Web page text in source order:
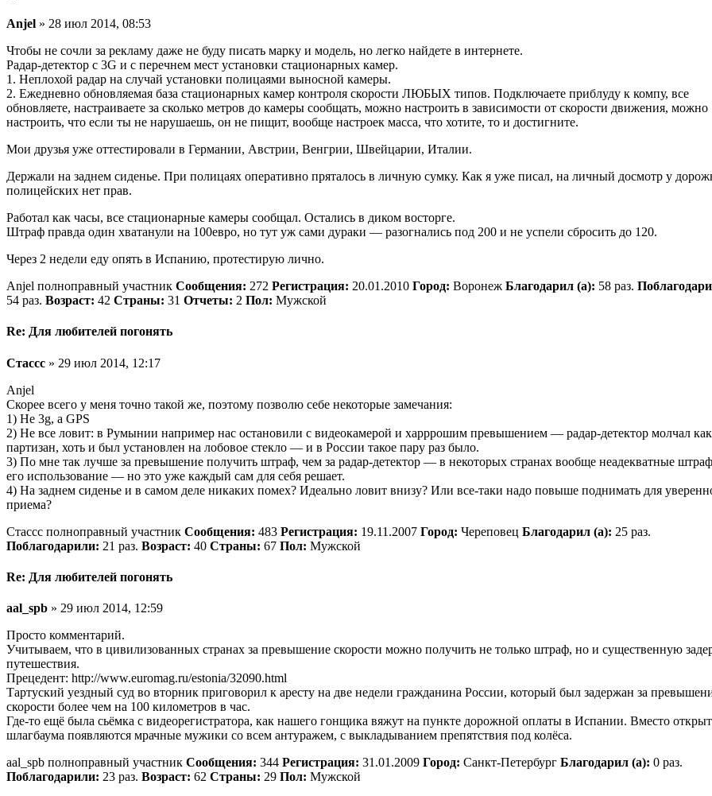
Anjel » 28 июл 2014, 08:53
Чтобы не сочли за рекламу даже не буду писать марку и модель, но легко найдете в интернете.
Радар-детектор с 3G и с перечнем мест установки стационарных камер.
1. Неплохой радар на случай установки полицаями выносной камеры.
2. Ежедневно обновляемая база стационарных камер контроля скорости ЛЮБЫХ типов. Подключаете приблуду к компу, все
обновляете, настраиваете за сколько метров до камеры сообщать, можно настроить в зависимости от скорости движения, можно
настроить, что если ты не нарушаешь, он не пищит, вообще настроек масса, что хотите, то и достигните.
Мои друзья уже оттестировали в Германии, Австрии, Венгрии, Швейцарии, Италии.
Держали на заднем сиденье. При полицаях оперативно пряталось в личную сумку. Как я уже писал, на личный досмотр у
полицейских нет прав.
Работал как часы, все стационарные камеры сообщал. Остались в диком восторге.
Штраф правда один хватанули на 100евро, но тут уж сами дураки — разогнались под 200 и не успели сбросить до 120.
Через 2 недели еду опять в Испанию, протестирую лично.
Anjel полноправный участник Сообщения: 272 Регистрация: 20.01.2010 Город: Воронеж Благодарил (а): 58 раз.
54 раз. Возраст: 42 Страны: 31 Отчеты: 2 Пол: Мужской
Re: Для любителей погонять
Стассс » 29 июл 2014, 12:17
Anjel
Скорее всего у меня точно такой же, поэтому позволю себе некоторые замечания:
1) Не 3g, а GPS
2) Не все ловит: в Румынии например нас остановили с видеокамерой и харррошим превышением — радар-детектор молчал как
партизан, хоть и был установлен на лобовое стекло — и в России такое пару раз было.
3) По мне так лучше за превышение получить штраф, чем за радар-детектор — в некоторых странах вообще неадекватные
его использование — но это уже каждый сам для себя решает.
4) На заднем сиденье и в самом деле никаких помех? Идеально ловит внизу? Или все-таки надо повыше поднимать для
приема?
Стассс полноправный участник Сообщения: 483 Регистрация: 19.11.2007 Город: Череповец Благодарил (а): 25 раз.
Поблагодарили: 21 раз. Возраст: 40 Страны: 67 Пол: Мужской
Re: Для любителей погонять
aal_spb » 29 июл 2014, 12:59
Просто комментарий.
Учитываем, что в цивилизованных странах за превышение скорости можно получить не только штраф, но и существенную
путешествия.
Прецедент: http://www.euromag.ru/estonia/32090.html
Тартуский уездный суд во вторник приговорил к аресту на две недели гражданина России, который был задержан за
скорости более чем на 100 километров в час.
Где-то ещё была сьёмка с видеорегистратора, как нашего гонщика вяжут на пункте дорожной оплаты в Испании. Вместо
шлагбаума появляются мрачные мужики со всем антуражем, с выкладыванием препятствия под колёса.
aal_spb полноправный участник Сообщения: 344 Регистрация: 31.01.2009 Город: Санкт-Петербург Благодарил (а): 0 раз.
Поблагодарили: 23 раз. Возраст: 62 Страны: 29 Пол: Мужской